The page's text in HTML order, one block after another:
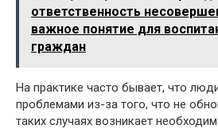
ответственность
важное понятие для
граждан
На практике часто бывает, что
проблемами из-за того, что не
таких случаях возникает